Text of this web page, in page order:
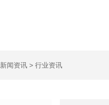
新闻资讯 > 行业资讯